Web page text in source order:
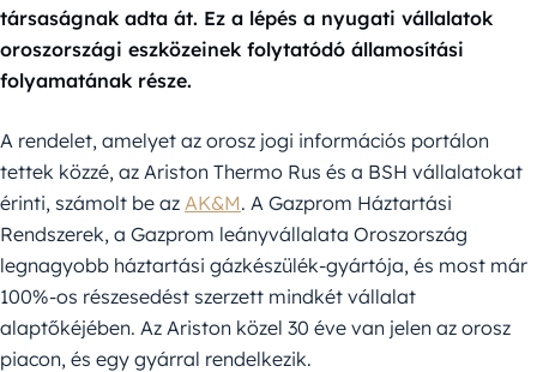
társaságnak adta át. Ez a lépés a nyugati vállalatok
oroszországi eszközeinek folytatódó államosítási
folyamatának része.
A rendelet, amelyet az orosz jogi információs portálon
tettek közzé, az Ariston Thermo Rus és a BSH vállalatokat
érinti, számolt be az AK&M. A Gazprom Háztartási
Rendszerek, a Gazprom leányvállalata Oroszország
legnagyobb háztartási gázkészülék-gyártója, és most már
100%-os részesedést szerzett mindkét vállalat
alaptőkéjében. Az Ariston közel 30 éve van jelen az orosz
piacon, és egy gyárral rendelkezik.